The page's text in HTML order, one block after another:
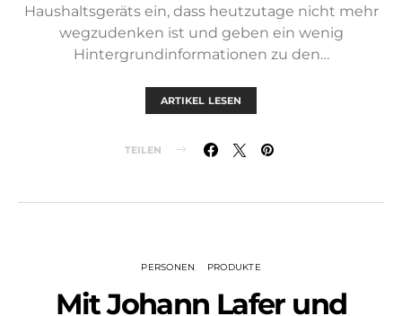
Haushaltsgeräts ein, dass heutzutage nicht mehr
wegzudenken ist und geben ein wenig
Hintergrundinformationen zu den…
ARTIKEL LESEN
TEILEN
PERSONEN PRODUKTE
Mit Johann Lafer und